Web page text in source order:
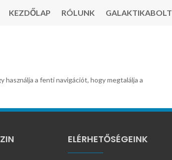
KEZDŐLAP RÓLUNK GALAKTIKABOLT
a fenti navigációt, hogy megtalálja a
ELÉRHETŐSÉGEINK